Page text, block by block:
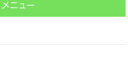
メニュー